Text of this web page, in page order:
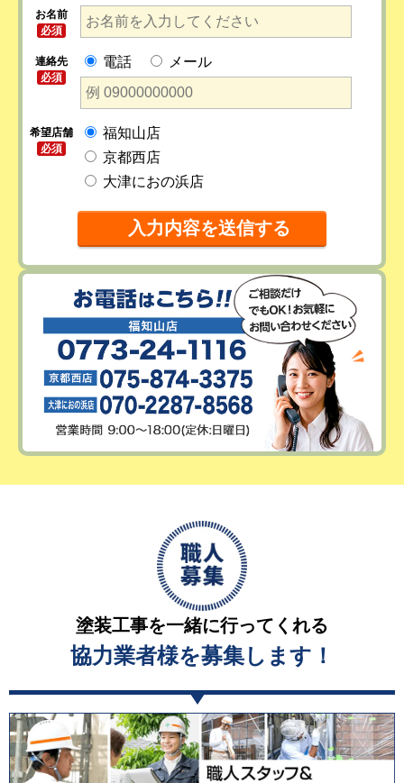
お名前
必須
連絡先
必須
電話 メール
希望店舗
必須
福知山店
京都西店
大津におの浜店
塗装工事を一緒に行ってくれる
協力業者様を募集します！